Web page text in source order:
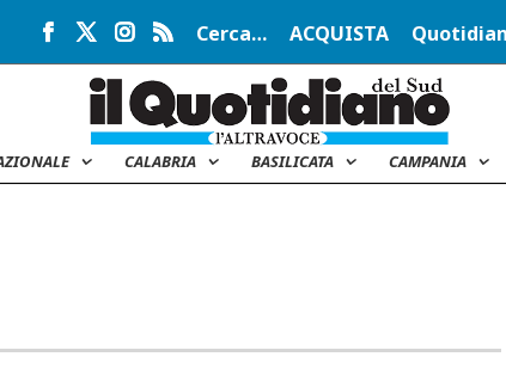
Cerca… ACQUISTA
CALABRIA BASILICATA CAMPANIA